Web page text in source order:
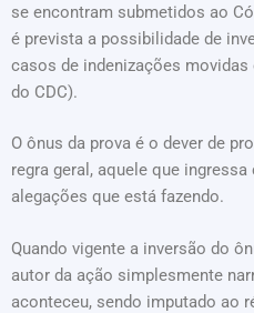
se encontram submetidos ao
é prevista a possibilidade de
casos de indenizações movidas
do CDC).
O ônus da prova é o dever de
regra geral, aquele que
alegações que está fazendo.
Quando vigente a inversão do
autor da ação simplesmente
aconteceu, sendo imputado ao